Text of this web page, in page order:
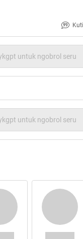
lama-lama
untuk ngobrol seru
untuk ngobrol seru